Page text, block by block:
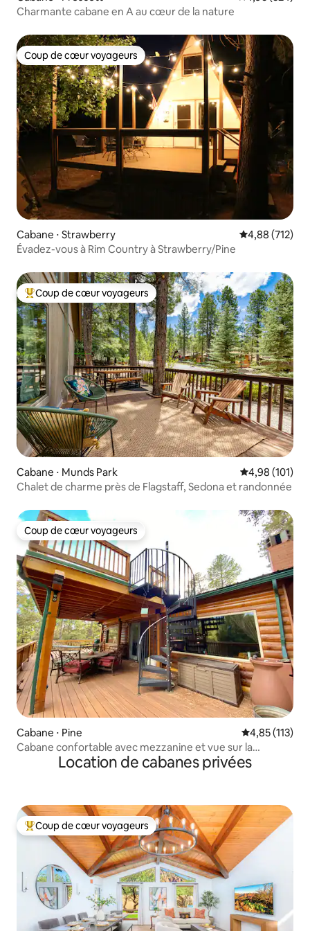
Charmante cabane en A au cœur de la nature
Coup de cœur voyageurs
Coup de cœur voyageurs
Cabane ⋅ Strawberry Évaluation
4,88 (712)
Évadez-vous à Rim Country à Strawberry/Pine
Coups de cœur voyageurs les plus appréciés
Coup de cœur voyageurs
Cabane ⋅ Munds Park Évaluation
4,98 (101)
Chalet de charme près de Flagstaff, Sedona et randonnée
Coup de cœur voyageurs
Coup de cœur voyageurs
Cabane ⋅ Pine Évaluation
4,85 (113)
Cabane confortable avec mezzanine et vue sur la
montagneLocation de cabanes privées
Coups de cœur voyageurs les plus appréciés
Coup de cœur voyageurs